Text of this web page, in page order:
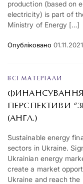
production (based on
electricity) is part of
Ministry of Energy […]
Опубліковано 01.11.2021
ВСІ МАТЕРІАЛИ
ФИНАНСУВАННЯ
ПЕРСПЕКТИВИ
(АНГЛ.)
Sustainable energy
sectors in Ukraine.
Ukrainian energy
create a market
Ukraine and reach